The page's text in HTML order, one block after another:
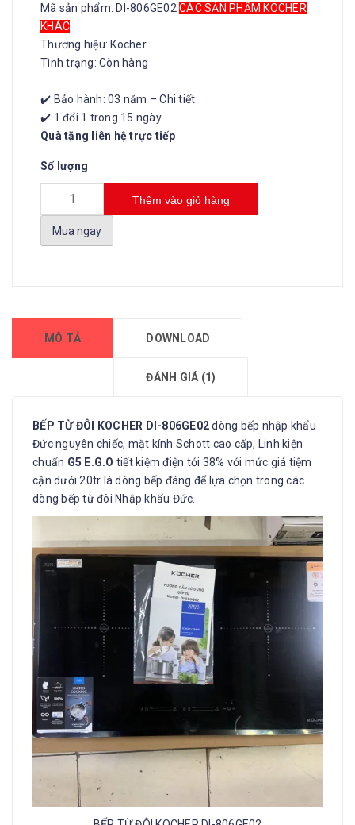
Mã sản phẩm: DI-806GE02 CÁC SẢN PHẨM KOCHER
KHÁC
Thương hiệu: Kocher
Tình trạng: Còn hàng
✔️ Bảo hành: 03 năm – Chi tiết
✔️ 1 đổi 1 trong 15 ngày
Quà tặng liên hệ trực tiếp
Số lượng
Thêm vào giỏ hàng
Mua ngay
MÔ TẢ DOWNLOAD
ĐÁNH GIÁ (1)
BẾP TỪ ĐÔI KOCHER DI-806GE02dòng bếp nhập khẩu
Đức nguyên chiếc, mặt kính Schott cao cấp, Linh kiện
chuẩn G5 E.G.O tiết kiệm điện tới 38% với mức giá tiệm
cận dưới 20tr là dòng bếp đáng để lựa chọn trong các
dòng bếp từ đôi Nhập khẩu Đức.